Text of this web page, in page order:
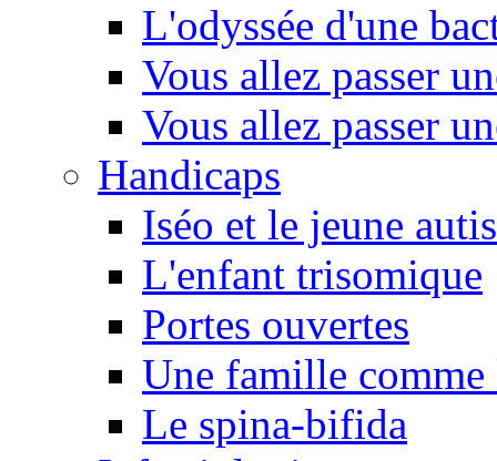
L'odyssée d'une
Vous allez passer
Vous allez passer
Handicaps
Iséo et le jeune
L'enfant trisomique
Portes ouvertes
Une famille comme
Le spina-bifida